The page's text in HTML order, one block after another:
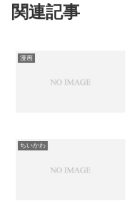
関連記事
漫画
ちいかわ